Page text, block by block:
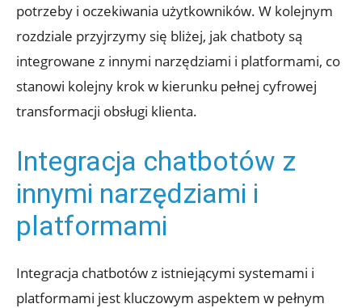
potrzeby i oczekiwania użytkowników. W kolejnym
rozdziale przyjrzymy się bliżej, jak chatboty są
integrowane z innymi narzędziami i platformami, co
stanowi kolejny krok w kierunku pełnej cyfrowej
transformacji obsługi klienta.
Integracja chatbotów z
innymi narzędziami i
platformami
Integracja chatbotów z istniejącymi systemami i
platformami jest kluczowym aspektem w pełnym